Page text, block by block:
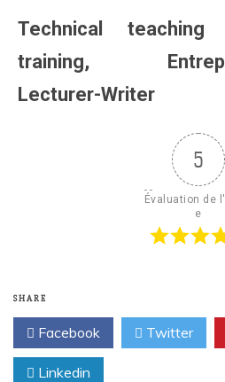
Technical teaching
training,
Lecturer-Writer
5
Évaluation de
e
SHARE
Facebook Twitter
Linkedin